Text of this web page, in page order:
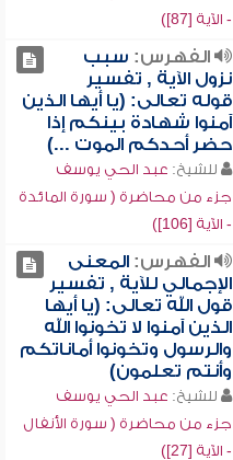
- الآية [87])
الفهرس: سبب
نزول الآية , تفسير
قوله تعالى: (يا أيها الذين
آمنوا شهادة بينكم إذا
حضر أحدكم الموت ...)
للشيخ: عبد الحي يوسف
جزء من محاضرة ( سورة المائدة
- الآية [106])
الفهرس:المعنى
الإجمالي للآية , تفسير
قول الله تعالى: (يا أيها
الذين آمنوا لا تخونوا الله
والرسول وتخونوا أماناتكم
وأنتم تعلمون)
للشيخ: عبد الحي يوسف
جزء من محاضرة ( سورة الأنفال
- الآية [27])